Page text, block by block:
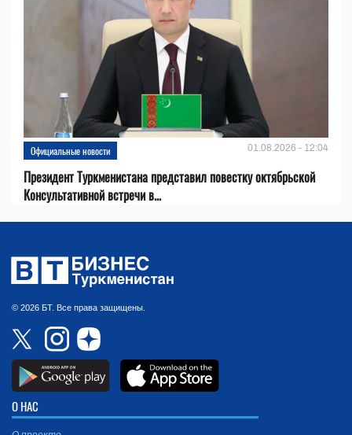
Официальные новости 01.08.2026 - 12:04
Президент Туркменистана представил повестку октябрьской
Консультативной встречи в...
© 2026 БТ. Все права защищены.
О НАС